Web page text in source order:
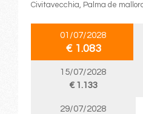
Civitavecchia, Palma de
01/07/2028
€ 1.083
15/07/2028
€ 1.133
29/07/2028